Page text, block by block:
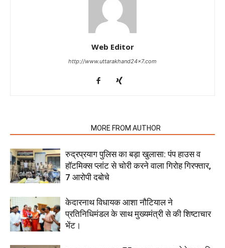
Web Editor
http://www.uttarakhand24x7.com
MORE FROM AUTHOR
रुद्रप्रयाग पुलिस का बड़ा खुलासा: पंप हाउस व
हॉटमिक्स प्लांट से चोरी करने वाला गिरोह गिरफ्तार,
7 आरोपी दबोचे
केदारनाथ विधायक आशा नौटियाल ने
प्रतिनिधिमंडल के साथ मुख्यमंत्री से की शिष्टाचार
भेंट।